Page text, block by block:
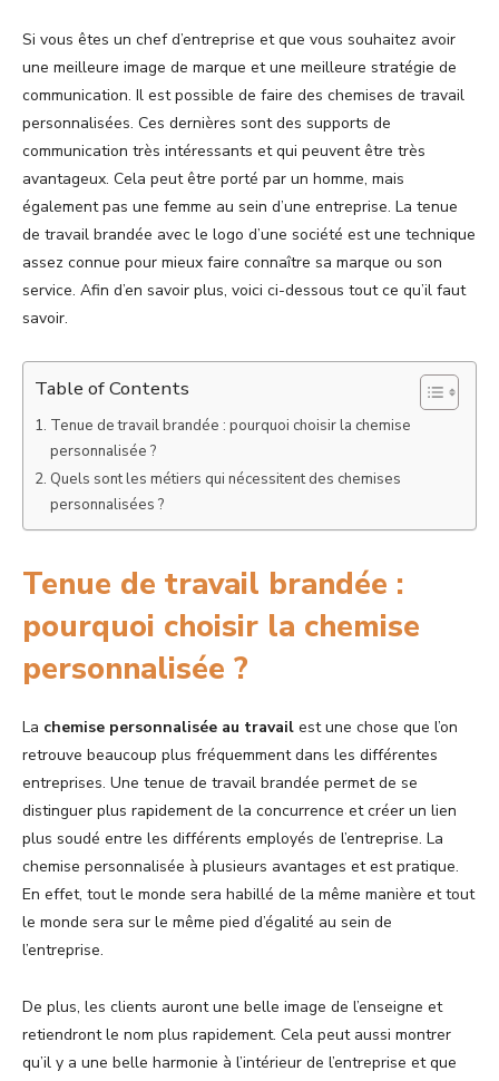
Si vous êtes un chef d’entreprise et que vous souhaitez avoir
une meilleure image de marque et une meilleure stratégie de
communication. Il est possible de faire des chemises de travail
personnalisées. Ces dernières sont des supports de
communication très intéressants et qui peuvent être très
avantageux. Cela peut être porté par un homme, mais
également pas une femme au sein d’une entreprise. La tenue
de travail brandée avec le logo d’une société est une technique
assez connue pour mieux faire connaître sa marque ou son
service. Afin d’en savoir plus, voici ci-dessous tout ce qu’il faut
savoir.
Table of Contents
Tenue de travail brandée : pourquoi choisir la chemise
personnalisée ?
Quels sont les métiers qui nécessitent des chemises
personnalisées ?
Tenue de travail brandée :
pourquoi choisir la chemise
personnalisée ?
La chemise personnalisée au travail est une chose que l’on
retrouve beaucoup plus fréquemment dans les différentes
entreprises. Une tenue de travail brandée permet de se
distinguer plus rapidement de la concurrence et créer un lien
plus soudé entre les différents employés de l’entreprise. La
chemise personnalisée à plusieurs avantages et est pratique.
En effet, tout le monde sera habillé de la même manière et tout
le monde sera sur le même pied d’égalité au sein de
l’entreprise.
De plus, les clients auront une belle image de l’enseigne et
retiendront le nom plus rapidement. Cela peut aussi montrer
qu’il y a une belle harmonie à l’intérieur de l’entreprise et que